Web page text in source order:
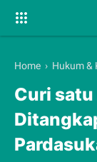
Home › Hukum &
Curi